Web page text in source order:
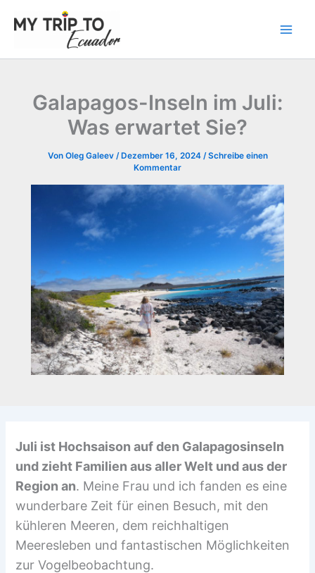
Inhalt
Galapagos-Inseln im Juli:
Was erwartet Sie?
Von Oleg Galeev / Dezember 16, 2024 /Schreibe einen
Kommentar
Juli ist Hochsaison auf den Galapagosinseln
und zieht Familien aus aller Welt und aus der
Region an. Meine Frau und ich fanden es eine
wunderbare Zeit für einen Besuch, mit den
kühleren Meeren, dem reichhaltigen
Meeresleben und fantastischen Möglichkeiten
zur Vogelbeobachtung.